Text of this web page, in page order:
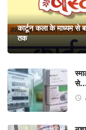
कार्टून कला के माध्यम से
तक